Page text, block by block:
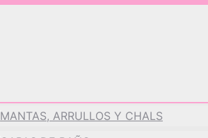
MANTAS, ARRULLOS Y CHALS